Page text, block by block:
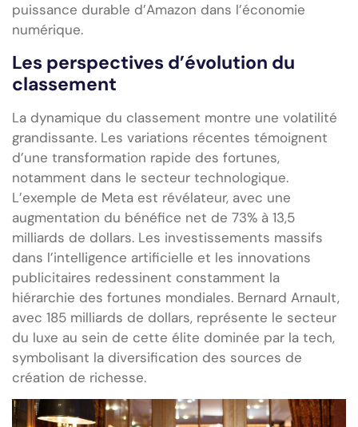
puissance durable d’Amazon dans l’économie
numérique.
Les perspectives d’évolution du
classement
La dynamique du classement montre une volatilité
grandissante. Les variations récentes témoignent
d’une transformation rapide des fortunes,
notamment dans le secteur technologique.
L’exemple de Meta est révélateur, avec une
augmentation du bénéfice net de 73% à 13,5
milliards de dollars. Les investissements massifs
dans l’intelligence artificielle et les innovations
publicitaires redessinent constamment la
hiérarchie des fortunes mondiales. Bernard Arnault,
avec 185 milliards de dollars, représente le secteur
du luxe au sein de cette élite dominée par la tech,
symbolisant la diversification des sources de
création de richesse.